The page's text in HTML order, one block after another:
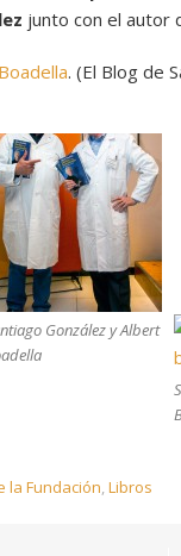
junto con el autor
. (El Blog de
González y Albert
la Fundación,Libros